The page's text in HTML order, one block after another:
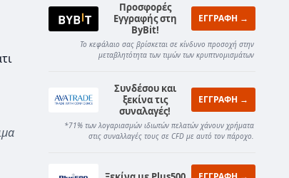
Προσφορές
Εγγραφής στη
ByBit!
ΕΓΓΡΑΦΗ →
Το κεφάλαιο σας βρίσκεται σε κίνδυνο προσοχή στην
μεταβλητότητα των τιμών των κρυπτνομισμάτων
Συνδέσου και
ξεκίνα τις
συναλαγές!
ΕΓΓΡΑΦΗ →
*71% των λογαριασμών ιδιωτών πελατών χάνουν χρήματα
στις συναλλαγές τους σε CFD με αυτό τον πάροχο.